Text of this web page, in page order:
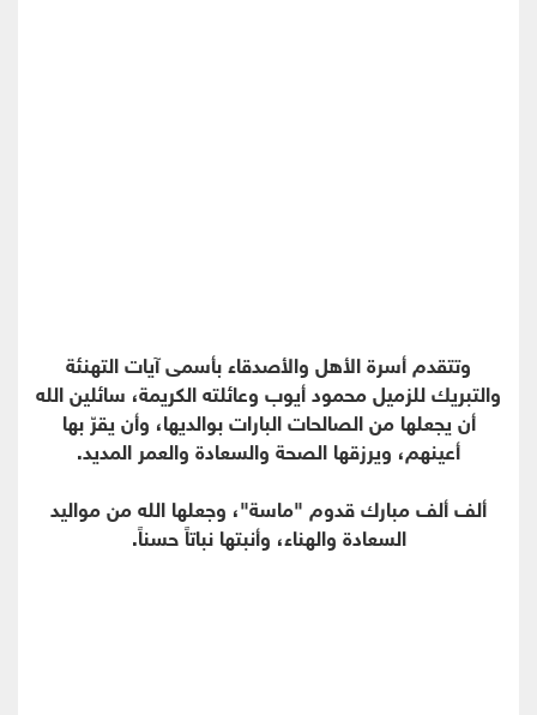
وتتقدم أسرة الأهل والأصدقاء بأسمى آيات التهنئة
والتبريك للزميل محمود أيوب وعائلته الكريمة، سائلين الله
أن يجعلها من الصالحات البارات بوالديها، وأن يقرّ بها
أعينهم، ويرزقها الصحة والسعادة والعمر المديد.
ألف ألف مبارك قدوم "ماسة"، وجعلها الله من مواليد
السعادة والهناء، وأنبتها نباتاً حسناً.